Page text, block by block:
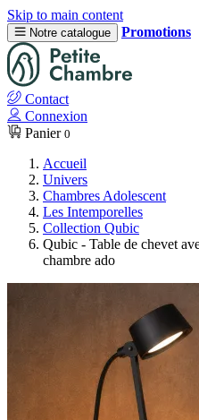
Skip to main content
Notre catalogue Promotions
Contact
Connexion
Panier 0
Accueil
Univers
Chambres Adolescent
Les Intemporelles
Collection Qubic
Qubic - Table de chevet
chambre ado